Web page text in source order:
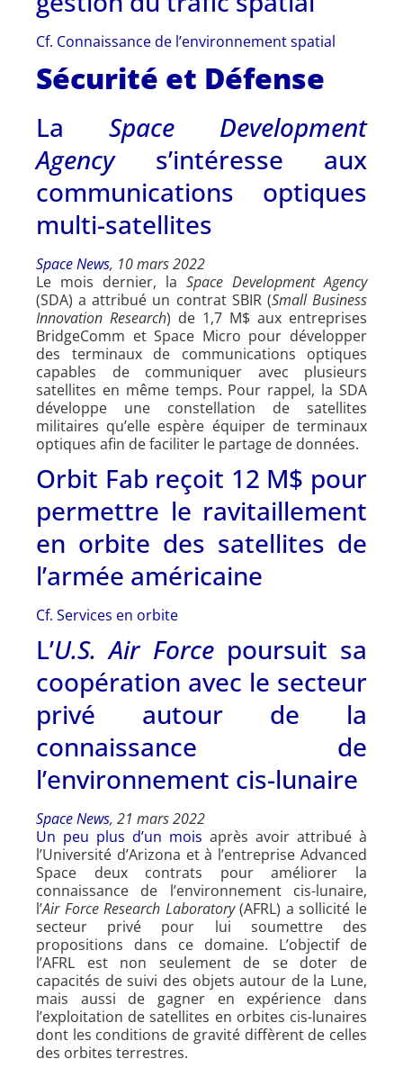
Cf. Connaissance de l’environnement spatial
Sécurité et Défense
La Space Development
Agencys’intéresse aux
communications optiques
multi-satellites
Space News, 10 mars 2022
Le mois dernier, la Space Development Agency
(SDA) a attribué un contrat SBIR (Small Business
Innovation Research) de 1,7 M$ aux entreprises
BridgeComm et Space Micro pour développer
des terminaux de communications optiques
capables de communiquer avec plusieurs
satellites en même temps. Pour rappel, la SDA
développe une constellation de satellites
militaires qu’elle espère équiper de terminaux
optiques afin de faciliter le partage de données.
Orbit Fab reçoit 12 M$ pour
permettre le ravitaillement
en orbite des satellites de
l’armée américaine
Cf. Services en orbite
L’U.S. Air Force poursuit sa
coopération avec le secteur
privé autour de la
connaissance de
l’environnement cis-lunaire
Space News, 21 mars 2022
Un peu plus d’un mois après avoir attribué à
l’Université d’Arizona et à l’entreprise Advanced
Space deux contrats pour améliorer la
connaissance de l’environnement cis-lunaire,
l’Air Force Research Laboratory(AFRL) a sollicité le
secteur privé pour lui soumettre des
propositions dans ce domaine. L’objectif de
l’AFRL est non seulement de se doter de
capacités de suivi des objets autour de la Lune,
mais aussi de gagner en expérience dans
l’exploitation de satellites en orbites cis-lunaires
dont les conditions de gravité diffèrent de celles
des orbites terrestres.